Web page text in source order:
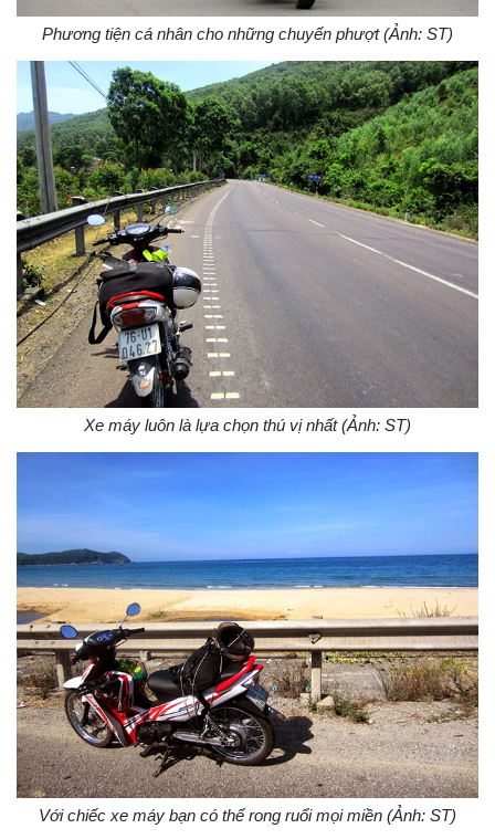
Phương tiện cá nhân cho những chuyến phượt (Ảnh: ST)
Xe máy luôn là lựa chọn thú vị nhất (Ảnh: ST)
Với chiếc xe máy bạn có thể rong ruổi mọi miền (Ảnh: ST)